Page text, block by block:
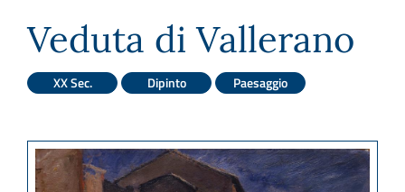
Veduta di Vallerano
XX Sec. Dipinto Paesaggio